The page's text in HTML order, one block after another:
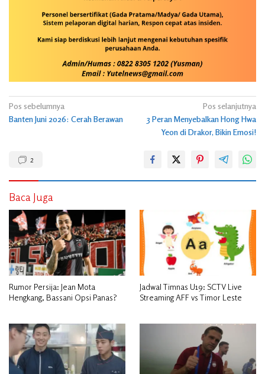
Navigasi
pos
Pos sebelumnya
Banten Juni 2026: Cerah Berawan
Pos selanjutnya
3 Peran Menyebalkan Hong Hwa
Yeon di Drakor, Bikin Emosi!
2
Baca Juga
Rumor Persija: Jean Mota
Hengkang, Bassani Opsi Panas?
Jadwal Timnas U19: SCTV Live
Streaming AFF vs Timor Leste